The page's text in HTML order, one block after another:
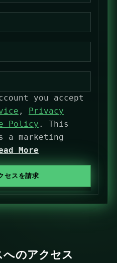
you accept
, Privacy
Policy . This
a marketing
More
セスを請求
のアクセス